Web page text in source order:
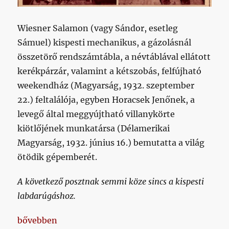
Wiesner Salamon (vagy Sándor, esetleg
Sámuel) kispesti mechanikus, a gázolásnál
összetörő rendszámtábla, a névtáblával ellátott
kerékpárzár, valamint a kétszobás, felfújható
weekendház (Magyarság, 1932. szeptember
22.) feltalálója, egyben Horacsek Jenőnek, a
levegő által meggyújtható villanykörte
kiötlőjének munkatársa (Délamerikai
Magyarság, 1932. június 16.) bemutatta a világ
ötödik gépemberét.
A következő posztnak semmi köze sincs a kispesti
labdarúgáshoz.
„A kispesti gépemberrel kívánnánk nagyon boldog
bővebben